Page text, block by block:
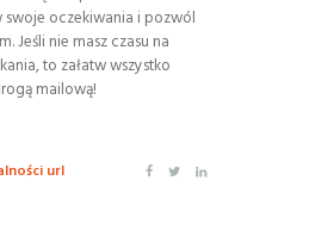
swoje oczekiwania i pozwól
Jeśli nie masz czasu na
to załatw wszystko
mailową!
url